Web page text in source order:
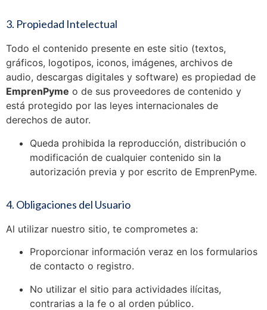
3. Propiedad Intelectual
Todo el contenido presente en este sitio (textos,
gráficos, logotipos, iconos, imágenes, archivos de
audio, descargas digitales y software) es propiedad de
EmprenPyme o de sus proveedores de contenido y
está protegido por las leyes internacionales de
derechos de autor.
Queda prohibida la reproducción, distribución o
modificación de cualquier contenido sin la
autorización previa y por escrito de EmprenPyme.
4. Obligaciones del Usuario
Al utilizar nuestro sitio, te comprometes a:
Proporcionar información veraz en los formularios
de contacto o registro.
No utilizar el sitio para actividades ilícitas,
contrarias a la fe o al orden público.